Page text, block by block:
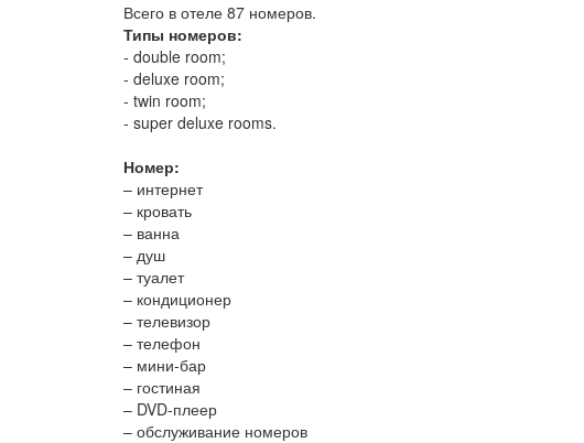
Всего в отеле 87 номеров.
Типы номеров:
- double room;
- deluxe room;
- twin room;
- super deluxe rooms.
Номер:
– интернет
– кровать
– ванна
– душ
– туалет
– кондиционер
– телевизор
– телефон
– мини-бар
– гостиная
– DVD-плеер
– обслуживание номеров